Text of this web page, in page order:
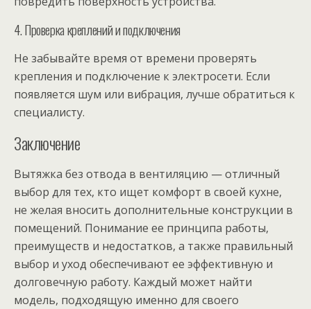
4. Проверка креплений и подключения
Не забывайте время от времени проверять
крепления и подключение к электросети. Если
появляется шум или вибрация, лучше обратиться к
специалисту.
Заключение
Вытяжка без отвода в вентиляцию — отличный
выбор для тех, кто ищет комфорт в своей кухне,
не желая вносить дополнительные конструкции в
помещений. Понимание ее принципа работы,
преимуществ и недостатков, а также правильный
выбор и уход обеспечивают ее эффективную и
долговечную работу. Каждый может найти
модель, подходящую именно для своего